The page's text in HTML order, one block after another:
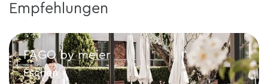
Empfehlungen
FAGO by meier
Eschen